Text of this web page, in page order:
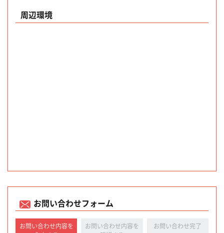
周辺環境
お問い合わせフォーム
お問い合わせ内容を
お問い合わせ内容を
お問い合わせ完了